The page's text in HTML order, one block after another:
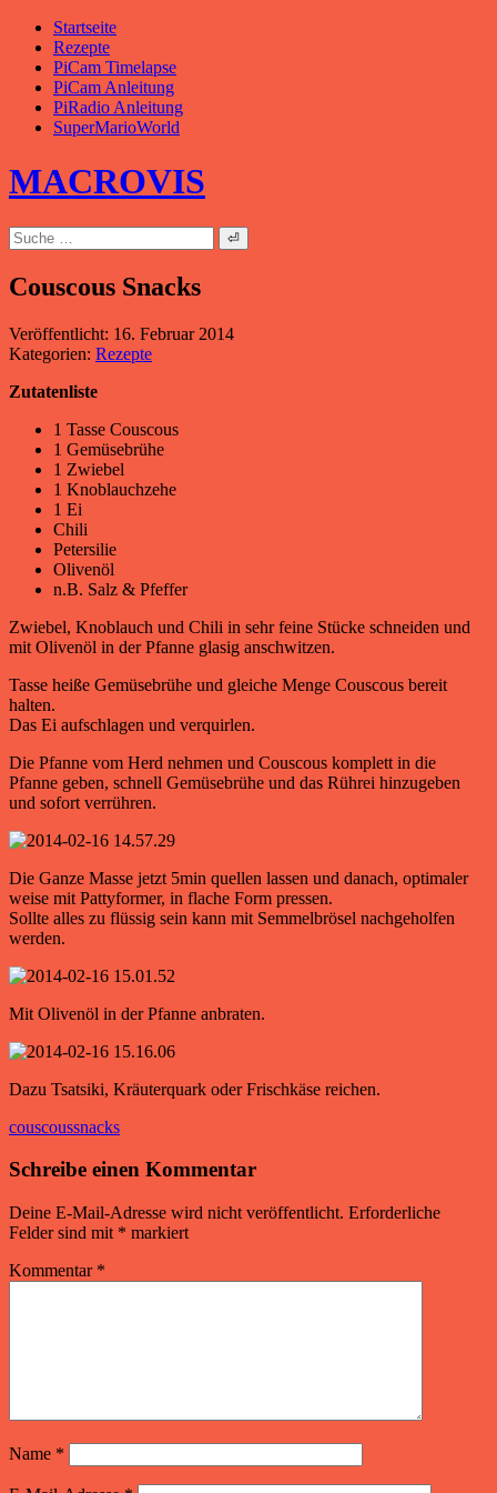
Zum
Inhalt
springen
Startseite
Rezepte
PiCam Timelapse
PiCam Anleitung
PiRadio Anleitung
SuperMarioWorld
MACROVIS
Suche
nach:
Couscous Snacks
Veröffentlicht: 16. Februar 2014
Kategorien: Rezepte
Zutatenliste
1 Tasse Couscous
1 Gemüsebrühe
1 Zwiebel
1 Knoblauchzehe
1 Ei
Chili
Petersilie
Olivenöl
n.B. Salz & Pfeffer
Zwiebel, Knoblauch und Chili in sehr feine Stücke schneiden und
mit Olivenöl in der Pfanne glasig anschwitzen.
Tasse heiße Gemüsebrühe und gleiche Menge Couscous bereit
halten.
Das Ei aufschlagen und verquirlen.
Die Pfanne vom Herd nehmen und Couscous komplett in die
Pfanne geben, schnell Gemüsebrühe und das Rührei hinzugeben
und sofort verrühren.
Die Ganze Masse jetzt 5min quellen lassen und danach, optimaler
weise mit Pattyformer, in flache Form pressen.
Sollte alles zu flüssig sein kann mit Semmelbrösel nachgeholfen
werden.
Mit Olivenöl in der Pfanne anbraten.
Dazu Tsatsiki, Kräuterquark oder Frischkäse reichen.
couscoussnacks
Schreibe einen Kommentar
Deine E-Mail-Adresse wird nicht veröffentlicht. Erforderliche
Felder sind mit * markiert
Kommentar *
Name *